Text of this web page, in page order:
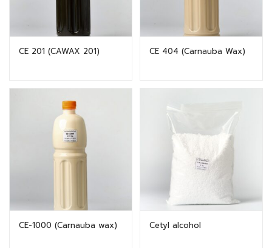
CE 201 (CAWAX 201) CE 404 (Carnauba Wax)
CE-1000 (Carnauba wax) Cetyl alcohol